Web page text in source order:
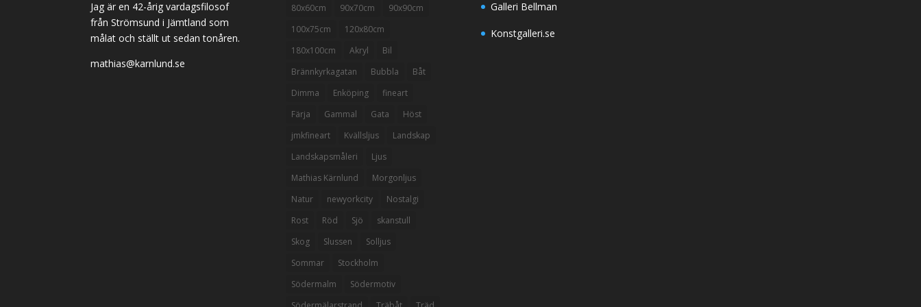
Jag är en 42-årig vardagsfilosof
från Strömsund i Jämtland som
målat och ställt ut sedan tonåren.
mathias@karnlund.se
80x60cm 90x70cm
90x90cm
100x75cm
120x80cm
180x100cm
Akryl
Bil
Brännkyrkagatan
Bubbla
Båt
Dimma
Enköping
fineart
Färja
Gammal Gata
Höst
jmkfineart
Kvällsljus
Landskap
Landskapsmåleri
Ljus
Mathias Kärnlund
Morgonljus
Natur
newyorkcity
Nostalgi
Rost
Röd Sjö
skanstull
Skog
Slussen
Solljus
Sommar
Stockholm
Södermalm
Södermotiv
Galleri Bellman
Konstgalleri.se